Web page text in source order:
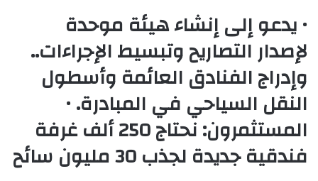
• يدعو إلى إنشاء هيئة موحدة
لإصدار التصاريح وتبسيط الإجراءات..
وإدراج الفنادق العائمة وأسطول
النقل السياحي في المبادرة. •
المستثمرون: نحتاج 250 ألف غرفة
فندقية جديدة لجذب 30 مليون سائح